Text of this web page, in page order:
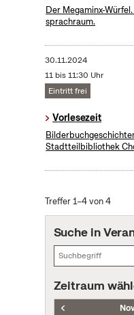
Der Megaminx-
sprachraum.
30.11.2024
11 bis 11:30 Uhr
Eintritt frei
Vorlesezeit
Stadtteilbibliothek
Treffer 1–4 von 4
Suche in
Zeitraum